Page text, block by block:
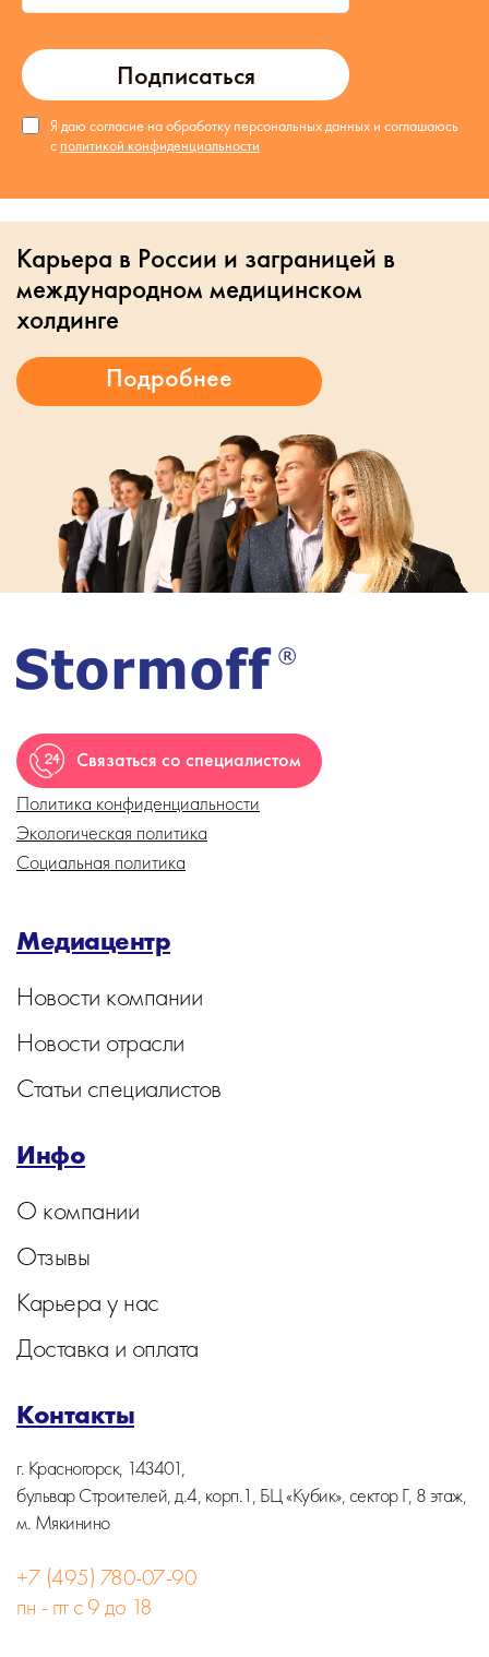
Подписаться
Я даю согласие на обработку персональных данных и соглашаюсь
с политикой конфиденциальности
Карьера в России и заграницей в
международном медицинском
холдинге
Связаться со специалистом
Политика конфиденциальности
Экологическая политика
Социальная политика
Медиацентр
Новости компании
Новости отрасли
Статьи специалистов
Инфо
О компании
Отзывы
Карьера у нас
Доставка и оплата
Контакты
г. Красногорск, 143401,
бульвар Строителей, д.4, корп.1, БЦ «Кубик», сектор Г, 8 этаж,
м. Мякинино
+7 (495) 780-07-90
пн - пт с 9 до 18